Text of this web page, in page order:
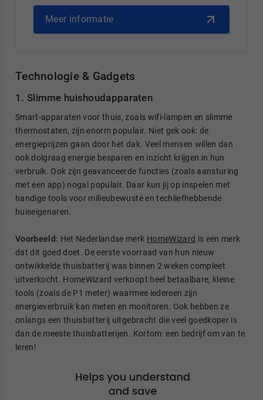
Meer informatie
Technologie & Gadgets
1. Slimme huishoudapparaten
Smart-apparaten voor thuis, zoals wifi-lampen en slimme
thermostaten, zijn enorm populair. Niet gek ook: de
energieprijzen gaan door het dak. Veel mensen willen dan
ook dolgraag energie besparen en inzicht krijgen in hun
verbruik. Ook zijn geavanceerde functies (zoals aansturing
met een app) nogal populair. Daar kun jij op inspelen met
handige tools voor milieubewuste en techliefhebbende
huiseigenaren.
Voorbeeld: Het Nederlandse merk HomeWizard is een merk
dat dit goed doet. De eerste voorraad van hun nieuw
ontwikkelde thuisbatterij was binnen 2 weken compleet
uitverkocht. HomeWizard verkoopt heel betaalbare, kleine
tools (zoals de P1 meter) waarmee iedereen zijn
energieverbruik kan meten en monitoren. Ook hebben ze
onlangs een thuisbatterij uitgebracht die veel goedkoper is
dan de meeste thuisbatterijen. Kortom: een bedrijf om van te
leren!